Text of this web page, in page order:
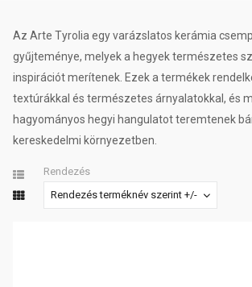
Az Arte Tyrolia egy varázslatos kerámia
gyűjteménye, melyek a hegyek természetes
inspirációt merítenek. Ezek a termékek
textúrákkal és természetes árnyalatokkal, és
hagyományos hegyi hangulatot teremtenek
kereskedelmi környezetben.
Rendezés
Rendezés terméknév szerint +/-